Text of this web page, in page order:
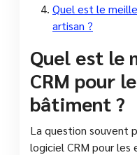
Quel est le
artisan ?
Quel est le
CRM pour
bâtiment ?
La question souvent
logiciel CRM pour